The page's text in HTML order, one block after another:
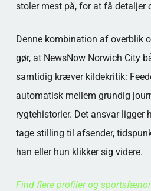
stoler mest på, for at få detaljer
Denne kombination af overblik
gør, at NewsNow Norwich City
samtidig kræver kildekritik:
automatisk mellem grundig
rygtehistorier. Det ansvar ligger
tage stilling til afsender,
han eller hun klikker sig videre.
Find flere profiler og